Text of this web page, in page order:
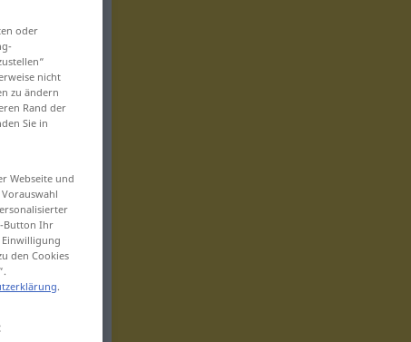
oder
nicht
zu ändern
Rand der
Sie in
Webseite und
Button Ihr
Einwilligung
den Cookies
.